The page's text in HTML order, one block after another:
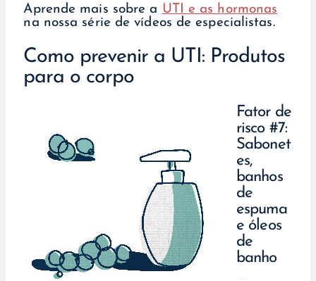
Aprende mais sobre a UTI e as hormonas
na nossa série de vídeos de especialistas.
Como prevenir a UTI: Produtos
para o corpo
Fator de
risco #7:
Sabonet
es,
banhos
de
espuma
e óleos
de
banho